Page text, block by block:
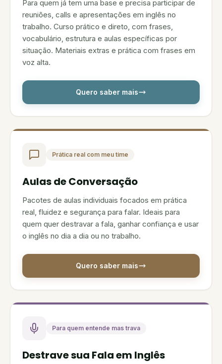
Para quem já tem uma base e precisa participar de
reuniões, calls e apresentações em inglês no
trabalho. Curso prático e direto, com frases,
vocabulário, estrutura e aulas específicas por
situação. Materiais extras e prática com frases em
voz alta.
Quero saber mais
Prática real com meu time
Aulas de Conversação
Pacotes de aulas individuais focados em prática
real, fluidez e segurança para falar. Ideais para
quem quer destravar a fala, ganhar confiança e usar
o inglês no dia a dia ou no trabalho.
Quero saber mais
Para quem entende mas trava
Destrave sua Fala em Inglês